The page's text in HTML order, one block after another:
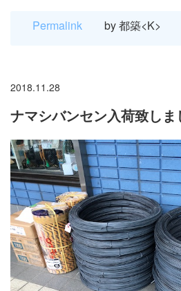
Permalink by 都築<K>
2018.11.28
ナマシバンセン入荷致しま